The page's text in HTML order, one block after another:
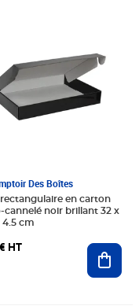
Des Boîtes
en carton
cannelé noir brillant 32 x
4.5 cm
HT